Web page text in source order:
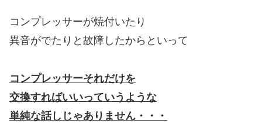
コンプレッサーが焼付いたり
異音がでたりと故障したからといって
コンプレッサーそれだけを
交換すればいいっていうような
単純な話しじゃありません・・・